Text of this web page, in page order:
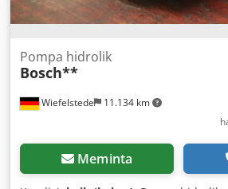
Wiefelstede 11.134 km
Pompa hidrolik
Bosch**
Meminta